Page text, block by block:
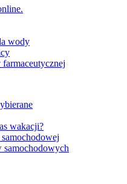
wody
wakacji?
samochodowych